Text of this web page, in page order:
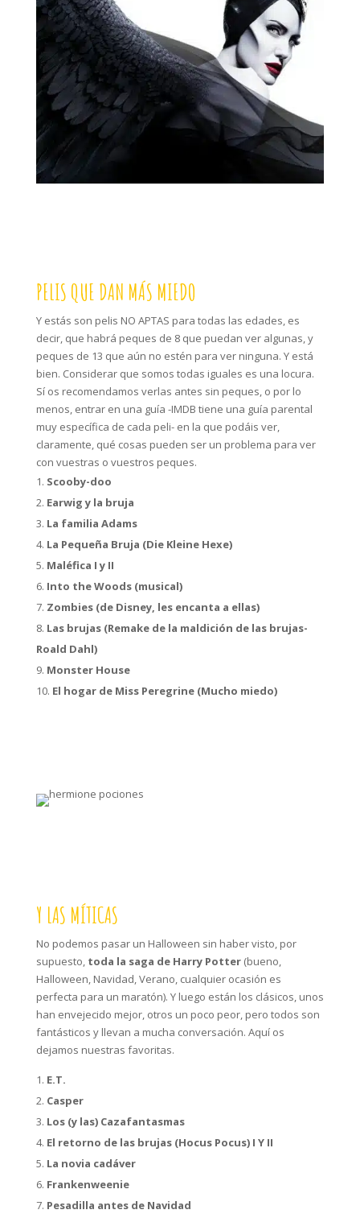
PELIS QUE DAN MÁS MIEDO
Y estás son pelis NO APTAS para todas las edades, es
decir, que habrá peques de 8 que puedan ver algunas, y
peques de 13 que aún no estén para ver ninguna. Y está
bien. Considerar que somos todas iguales es una locura.
Sí os recomendamos verlas antes sin peques, o por lo
menos, entrar en una guía -IMDB tiene una guía parental
muy específica de cada peli- en la que podáis ver,
claramente, qué cosas pueden ser un problema para ver
con vuestras o vuestros peques.
Scooby-doo
Earwig y la bruja
La familia Adams
La Pequeña Bruja (Die Kleine Hexe)
Maléfica I y II
Into the Woods (musical)
Zombies (de Disney, les encanta a ellas)
Las brujas (Remake de la maldición de las brujas-
Roald Dahl)
Monster House
El hogar de Miss Peregrine (Mucho miedo)
Y LAS MÍTICAS
No podemos pasar un Halloween sin haber visto, por
supuesto, toda la saga de Harry Potter(bueno,
Halloween, Navidad, Verano, cualquier ocasión es
perfecta para un maratón). Y luego están los clásicos, unos
han envejecido mejor, otros un poco peor, pero todos son
fantásticos y llevan a mucha conversación. Aquí os
dejamos nuestras favoritas.
E.T.
Casper
Los (y las) Cazafantasmas
El retorno de las brujas (Hocus Pocus) I Y II
La novia cadáver
Frankenweenie
Pesadilla antes de Navidad